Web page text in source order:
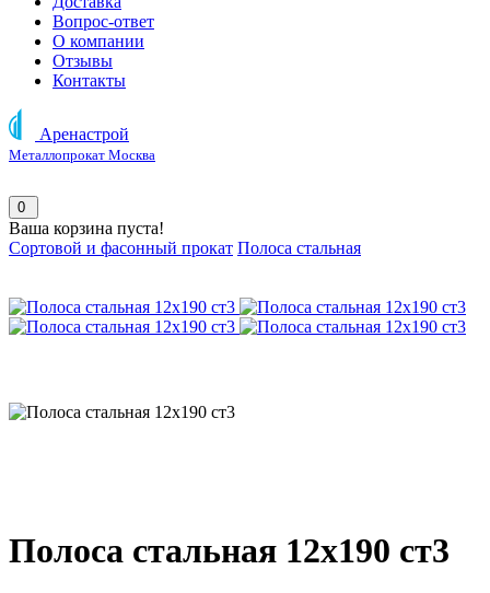
Вопрос-ответ
О компании
Отзывы
Контакты
Аренастрой
Металлопрокат Москва
0
Ваша корзина пуста!
Сортовой и фасонный прокат Полоса стальная
Полоса стальная 12х190 ст3